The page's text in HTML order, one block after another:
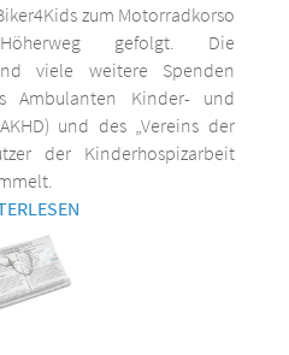
zum Motorradkorso
gefolgt. Die
viele weitere Spenden
Ambulanten Kinder- und
und des „Vereins der
der Kinderhospizarbeit